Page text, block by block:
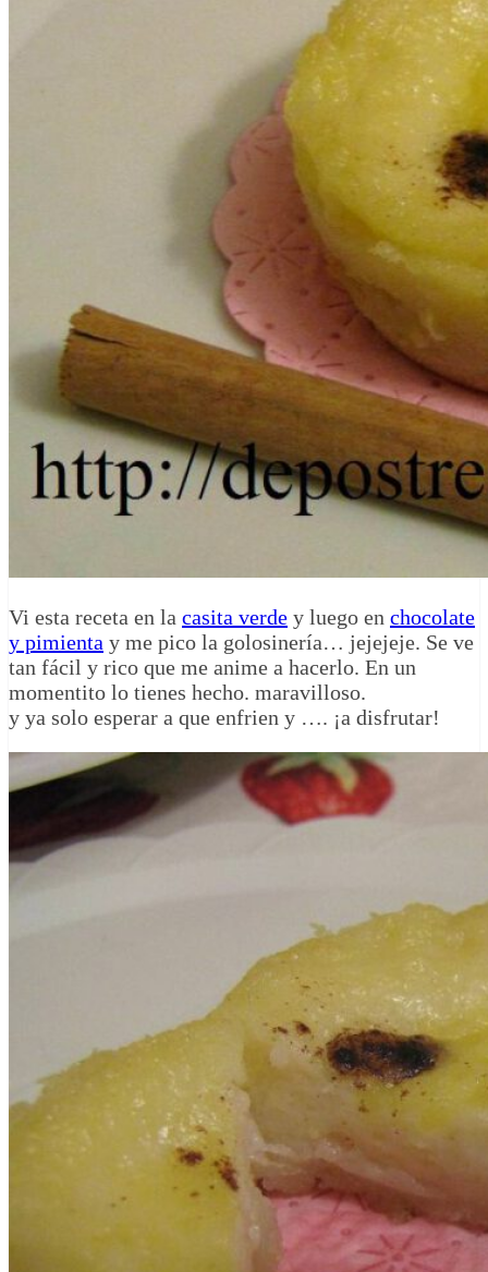
Vi esta receta en la casita verde y luego en chocolate
y pimienta y me pico la golosinería… jejejeje. Se ve
tan fácil y rico que me anime a hacerlo. En un
momentito lo tienes hecho. maravilloso.
y ya solo esperar a que enfrien y …. ¡a disfrutar!